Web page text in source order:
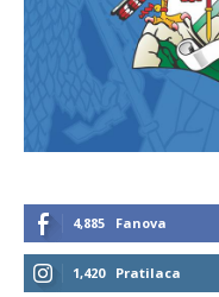
4,885 Fanova
1,420 Pratilaca